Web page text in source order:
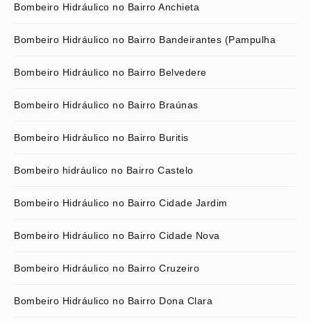
Bombeiro Hidráulico no Bairro Anchieta
Bombeiro Hidráulico no Bairro Bandeirantes (Pampulha
Bombeiro Hidráulico no Bairro Belvedere
Bombeiro Hidráulico no Bairro Braúnas
Bombeiro Hidráulico no Bairro Buritis
Bombeiro hidráulico no Bairro Castelo
Bombeiro Hidráulico no Bairro Cidade Jardim
Bombeiro Hidráulico no Bairro Cidade Nova
Bombeiro Hidráulico no Bairro Cruzeiro
Bombeiro Hidráulico no Bairro Dona Clara